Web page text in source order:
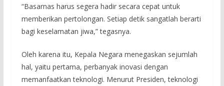
“Basarnas harus segera hadir secara cepat untuk
memberikan pertolongan. Setiap detik sangatlah berarti
bagi keselamatan jiwa,” tegasnya.
Oleh karena itu, Kepala Negara menegaskan sejumlah
hal, yaitu pertama, perbanyak inovasi dengan
memanfaatkan teknologi. Menurut Presiden, teknologi